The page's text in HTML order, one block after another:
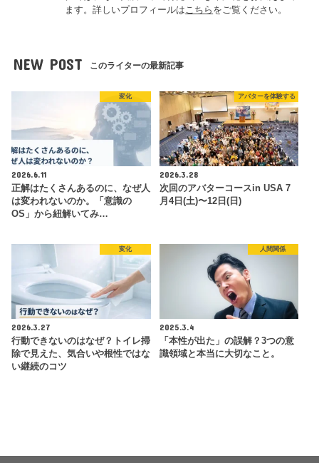
ます。詳しいプロフィールは こちら をご覧ください。
NEW POST このライターの最新記事
変化
2026.6.11
正解はたくさんあるのに、なぜ人
は変われないのか。「意識の
OS」から紐解いてみ…
アバターを体験する
2026.3.28
次回のアバターコースin USA 7
月4日(土)〜12日(日)
変化
2026.3.27
行動できないのはなぜ？トイレ掃
除で見えた、気合いや根性ではな
い継続のコツ
人間関係
2025.3.4
「本性が出た」の誤解？3つの意
識領域と本当に大切なこと。